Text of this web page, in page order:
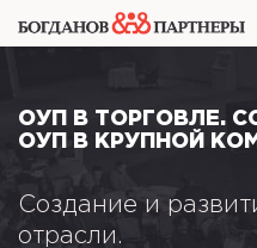
ОУП В ТОРГОВЛЕ.
ОУП В КРУПНОЙ
Создание и
отрасли.